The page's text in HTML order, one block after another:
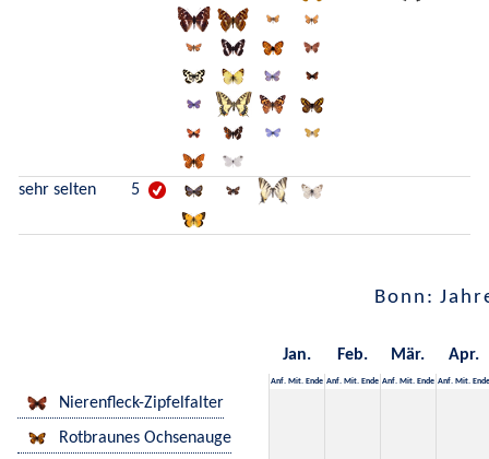
sehr selten 5
Bonn:
Jan. Feb. Mär. Apr.
Anf. Mit. Ende Anf. Mit. Ende Anf. Mit. Ende Anf. Mit. Ende
Nierenfleck-Zipfelfalter
Rotbraunes Ochsenauge